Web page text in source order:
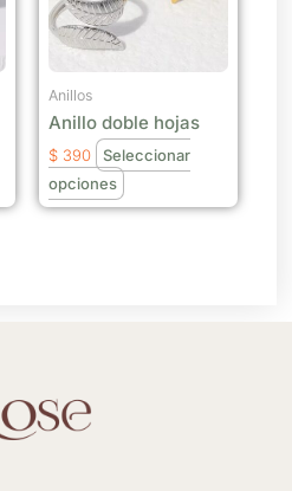
Anillos
Anillo doble hojas
$ 390
Seleccionar
opciones
variantes.
Las
pueden
elegir
la